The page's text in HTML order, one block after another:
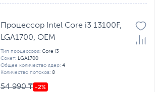
Процессор Intel Core i3 13100F,
LGA1700, OEM
Тип процессора: Core i3
Сокет:
LGA1700
Общее количество ядер: 4
Количество потоков: 8
54 990 ₸